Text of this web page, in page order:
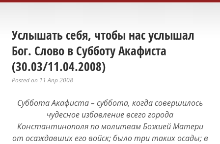
Услышать себя, чтобы нас услышал
Бог. Слово в Субботу Акафиста
(30.03/11.04.2008)
Posted on 11 Апр 2008
Суббота Акафиста – суббота, когда совершилось
чудесное избавление всего города
Константинополя по молитвам Божией Матери
от осаждавших его войск; было три таких осады; в